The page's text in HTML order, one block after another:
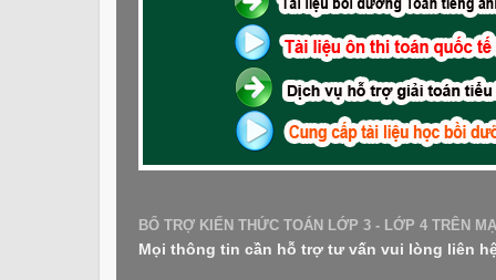
BỔ TRỢ KIẾN THỨC TOÁN LỚP 3 - LỚP 4 TRÊN
Mọi thông tin cần hỗ trợ tư vấn vui lòng liên